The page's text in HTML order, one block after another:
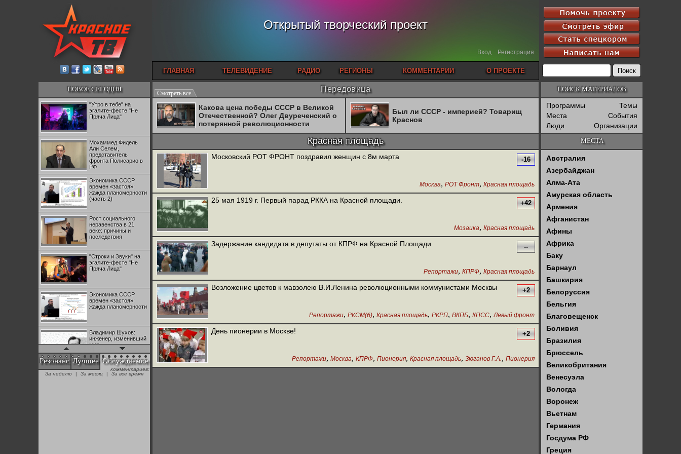
Открытый творческий проект
Вход Регистрация
ГЛАВНАЯ ТЕЛЕВИДЕНИЕ РАДИО РЕГИОНЫ КОММЕНТАРИИ О ПРОЕКТЕ
НОВОЕ СЕГОДНЯ
"Утро в тебе" на
эгалите-фесте "Не
Пряча Лица"
Мохаммед Фидель
Али Селем,
представитель
фронта Полисарио в
РФ
Экономика СССР
времен «застоя»:
жажда планомерности
(часть 2)
Рост социального
неравенства в 21
веке: причины и
последствия
"Строки и Звуки" на
эгалите-фесте "Не
Пряча Лица"
Экономика СССР
времен «застоя»:
жажда планомерности
Владимир Шухов:
инженер, изменивший
мир
"Аркадий Коц" на
эгалите-фесте "Не
Резонанс Лучшее Обсуждаемое
комментариев:
За неделю
| За месяц | За все время
Передовица
Смотреть все
Какова цена победы СССР в Великой
Отечественной? Олег Двуреченский о
потерянной революционности
Был ли СССР - империей? Товарищ
Краснов
Красная площадь
Московский РОТ ФРОНТ поздравил женщин с 8м марта -16
Москва, РОТ Фронт, Красная площадь
25 мая 1919 г. Первый парад РККА на Красной площади. +42
Мозаика, Красная площадь
Задержание кандидата в депутаты от КПРФ на Красной Площади --
Репортажи, КПРФ, Красная площадь
Возложение цветов к мавзолею В.И.Ленина революционными коммунистами Москвы +2
Репортажи, РКСМ(б), Красная площадь, РКРП, ВКПБ, КПСС, Левый фронт
День пионерии в Москве! +2
Репортажи, Москва, КПРФ, Пионерия, Красная площадь, Зюганов Г.А., Пионерия
ПОИСК МАТЕРИАЛОВ
Программы
Темы
Места
События
Люди
Организации
МЕСТА
Австралия
Азербайджан
Алма-Ата
Амурская область
Армения
Афганистан
Афины
Африка
Баку
Барнаул
Башкирия
Белоруссия
Бельгия
Благовещенск
Боливия
Бразилия
Брюссель
Великобритания
Венесуэла
Вологда
Воронеж
Вьетнам
Германия
Госдума РФ
Греция